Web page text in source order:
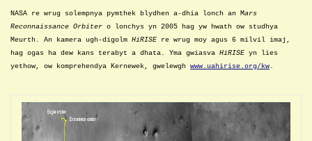
NASA re wrug solempnya pymthek blydhen a-dhia lonch an Mars
Reconnaissance Orbiter o lonchys yn 2005 hag yw hwath ow studhya
Meurth. An kamera ugh-digolm HiRISE re wrug moy agus 6 milvil imaj,
hag ogas ha dew kans terabyt a dhata. Yma gwiasva HiRISE yn lies
yethow, ow komprehendya Kernewek, gwelewgh www.uahirise.org/kw.